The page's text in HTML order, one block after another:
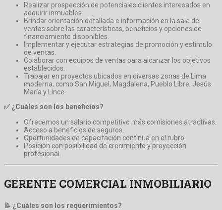
Realizar prospección de potenciales clientes interesados en
adquirir inmuebles.
Brindar orientación detallada e información en la sala de
ventas sobre las características, beneficios y opciones de
financiamiento disponibles.
Implementar y ejecutar estrategias de promoción y estímulo
de ventas.
Colaborar con equipos de ventas para alcanzar los objetivos
establecidos.
Trabajar en proyectos ubicados en diversas zonas de Lima
moderna, como San Miguel, Magdalena, Pueblo Libre, Jesús
María y Lince.
✅ ¿Cuáles son los beneficios?
Ofrecemos un salario competitivo más comisiones atractivas.
Acceso a beneficios de seguros.
Oportunidades de capacitación continua en el rubro.
Posición con posibilidad de crecimiento y proyección
profesional.
GERENTE COMERCIAL INMOBILIARIO
📝 ¿Cuáles son los requerimientos?